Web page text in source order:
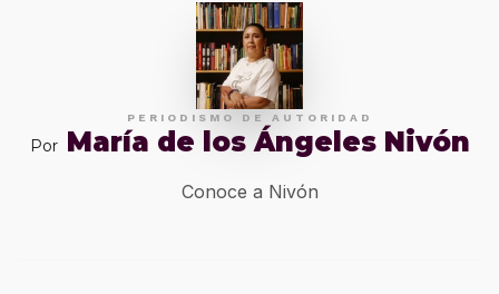
PERIODISMO DE AUTORIDAD
Por María de los Ángeles Nivón
Conoce a Nivón